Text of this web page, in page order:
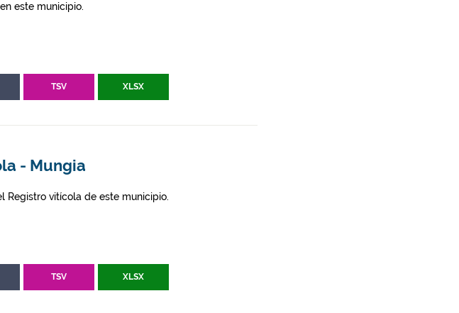
este municipio.
TSV XLSX
- Mungia
Registro vitícola de este municipio.
TSV XLSX